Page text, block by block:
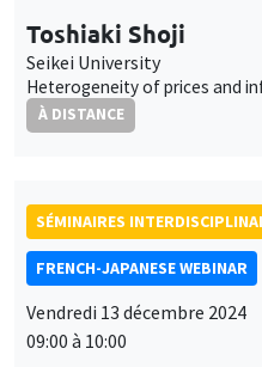
Toshiaki Shoji
Seikei University
Heterogeneity of prices and
À DISTANCE
SÉMINAIRES
FRENCH-JAPANESE WEBINAR
Vendredi 13 décembre 2024
09:00 à 10:00